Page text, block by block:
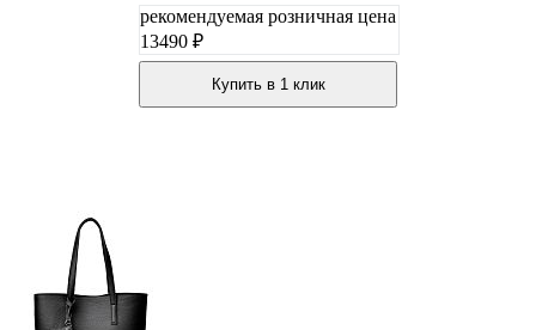
рекомендуемая розничная цена
13490 ₽
Купить в 1 клик